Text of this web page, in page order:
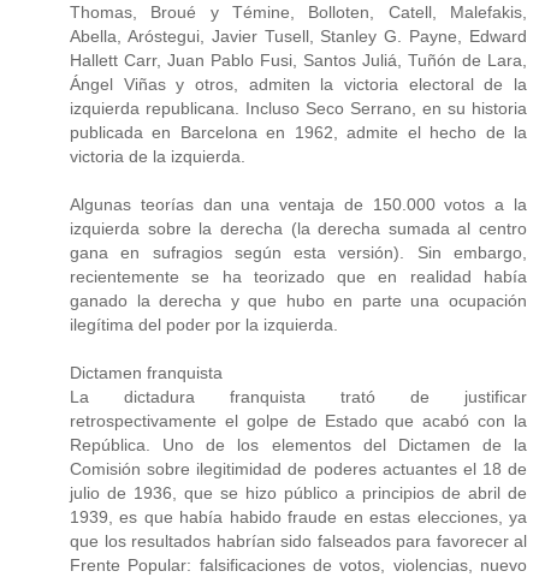
Thomas, Broué y Témine, Bolloten, Catell, Malefakis,
Abella, Aróstegui, Javier Tusell, Stanley G. Payne, Edward
Hallett Carr, Juan Pablo Fusi, Santos Juliá, Tuñón de Lara,
Ángel Viñas y otros, admiten la victoria electoral de la
izquierda republicana. Incluso Seco Serrano, en su historia
publicada en Barcelona en 1962, admite el hecho de la
victoria de la izquierda.
Algunas teorías dan una ventaja de 150.000 votos a la
izquierda sobre la derecha (la derecha sumada al centro
gana en sufragios según esta versión). Sin embargo,
recientemente se ha teorizado que en realidad había
ganado la derecha y que hubo en parte una ocupación
ilegítima del poder por la izquierda.
Dictamen franquista
La dictadura franquista trató de justificar
retrospectivamente el golpe de Estado que acabó con la
República. Uno de los elementos del Dictamen de la
Comisión sobre ilegitimidad de poderes actuantes el 18 de
julio de 1936, que se hizo público a principios de abril de
1939, es que había habido fraude en estas elecciones, ya
que los resultados habrían sido falseados para favorecer al
Frente Popular: falsificaciones de votos, violencias, nuevo